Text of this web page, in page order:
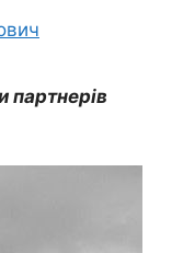
партнерів